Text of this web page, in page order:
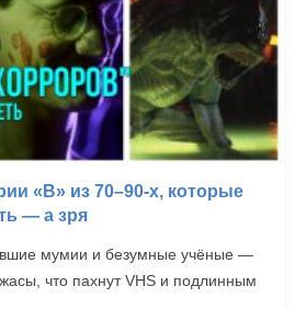
«B» из 70–90-х, которые
— а зря
мумии и безумные учёные —
что пахнут VHS и подлинным